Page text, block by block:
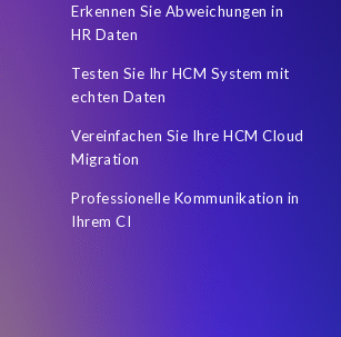
Erkennen Sie Abweichungen in
HR Daten
Testen Sie Ihr HCM System mit
echten Daten
Vereinfachen Sie Ihre HCM Cloud
Migration
Professionelle Kommunikation in
Ihrem CI